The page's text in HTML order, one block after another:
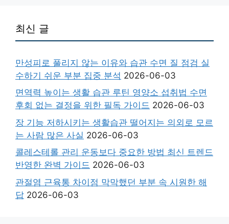
최신 글
만성피로 풀리지 않는 이유와 습관 수면 질 점검 실
수하기 쉬운 부분 집중 분석 2026-06-03
면역력 높이는 생활 습관 루틴 영양소 섭취법 수면
후회 없는 결정을 위한 필독 가이드 2026-06-03
장 기능 저하시키는 생활습관 떨어지는 의외로 모르
는 사람 많은 사실 2026-06-03
콜레스테롤 관리 운동보다 중요한 방법 최신 트렌드
반영한 완벽 가이드 2026-06-03
관절염 근육통 차이점 막막했던 부분 속 시원한 해
답 2026-06-03